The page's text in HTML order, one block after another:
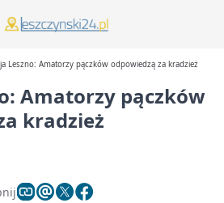
Leszno: Amatorzy pączków odpowiedzą za kradzież
Amatorzy pączków
kradzież